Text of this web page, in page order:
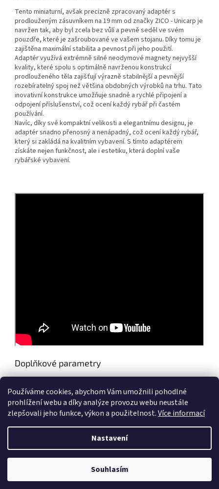
Používáme cookies, abychom Vám umožnili pohodlné
prohlížení webu a díky analýze provozu webu neustále
zlepšovali jeho funkce, výkon a použitelnost.Více informací
Nastavení
Souhlasím
Tento miniaturní, avšak precizně zpracovaný adaptér s
prodlouženým zásuvníkem na 19 mm od značky ZICO - Unicarp je
navržen tak, aby byl zcela bez vůlí a pevně seděl ve svém
pouzdře, které je zašroubované ve vašem stojanu. Díky tomu je
zajištěna maximální stabilita a pevnost při jeho použití.
Adaptér využívá extrémně silné neodymové magnety nejvyšší
kvality, které spolu s optimálně navrženou konstrukcí
prodlouženého těla zajišťují výrazně stabilnější a pevnější
rozebíratelný spoj než většina obdobných výrobků na trhu. Tato
inovativní konstrukce umožňuje snadné a rychlé připojení a
odpojení příslušenství, což ocení každý rybář při častém
používání.
Navíc, díky své kompaktní velikosti a elegantnímu designu, je
adaptér snadno přenosný a nenápadný, což ocení každý rybář,
který si zakládá na kvalitním vybavení. S tímto adaptérem
získáte nejen funkčnost, ale i estetiku, která doplní vaše
rybářské vybavení.
Doplňkové parametry
EAN: 8594201214721
Vytvořil Shoptet
AZFISH.CZ. Všechna práva vyhrazena.